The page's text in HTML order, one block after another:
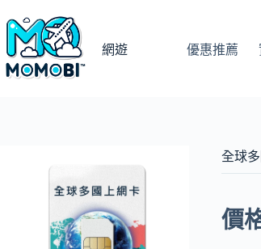
至
要
網遊 優惠推薦
全球
價